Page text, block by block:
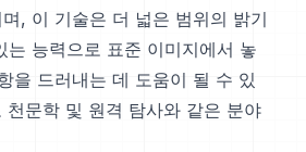
, 이 기술은 더 넓은 범위의 밝기
는 능력으로 표준 이미지에서 놓
을 드러내는 데 도움이 될 수 있
천문학 및 원격 탐사와 같은 분야